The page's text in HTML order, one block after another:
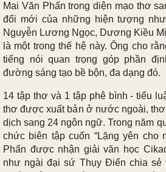
Mai Văn Phấn trong diện mạo thơ
đổi mới của những hiện tượng
Nguyễn Lương Ngọc, Dương Kiều
là một trong thế hệ này. Ông cho
tiếng nói quan trọng góp phần
đường sáng tạo bề bộn, đa dạng đó.
14 tập thơ và 1 tập phê bình - tiểu
thơ được xuất bản ở nước ngoài,
dịch sang 24 ngôn ngữ. Trong năm
chức biên tập cuốn “Lặng yên cho
Phấn được nhận giải văn học
như ngài đại sứ Thụy Điển chia sẻ